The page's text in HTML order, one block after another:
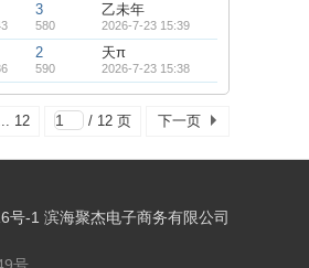
3
580
乙未年
2026-7-23 15:39
2
590
天π
2026-7-23 15:38
12 / 12 页 下一页
号-1 滨海聚杰电子商务有限公司